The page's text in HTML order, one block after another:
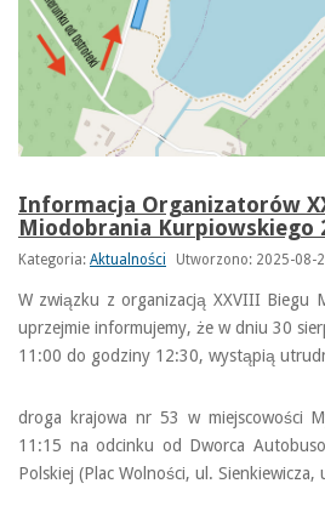
Informacja Organizatorów
Miodobrania Kurpiowskiego
Kategoria: Aktualności Utworzono: 2025-08-
W związku z organizacją XXVIII Biegu
uprzejmie informujemy, że w dniu 30
11:00 do godziny 12:30, wystąpią
droga krajowa nr 53 w miejscowości
11:15 na odcinku od Dworca
Polskiej (Plac Wolności, ul. Sienkiewicza,